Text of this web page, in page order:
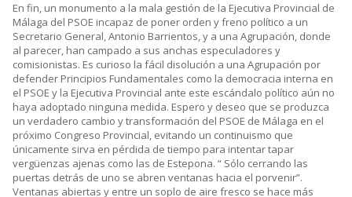
En fin, un monumento a la mala gestión de la Ejecutiva Provincial de
Málaga del PSOE incapaz de poner orden y freno político a un
Secretario General, Antonio Barrientos, y a una Agrupación, donde
al parecer, han campado a sus anchas especuladores y
comisionistas. Es curioso la fácil disolución a una Agrupación por
defender Principios Fundamentales como la democracia interna en
el PSOE y la Ejecutiva Provincial ante este escándalo político aún no
haya adoptado ninguna medida. Espero y deseo que se produzca
un verdadero cambio y transformación del PSOE de Málaga en el
próximo Congreso Provincial, evitando un continuismo que
únicamente sirva en pérdida de tiempo para intentar tapar
vergüenzas ajenas como las de Estepona. “ Sólo cerrando las
puertas detrás de uno se abren ventanas hacia el porvenir”.
Ventanas abiertas y entre un soplo de aire fresco se hace más